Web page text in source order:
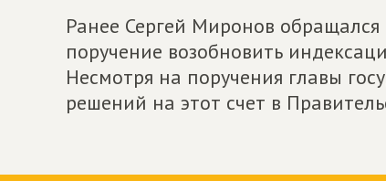
Ранее Сергей Миронов
поручение возобновить
Несмотря на поручения главы
решений на этот счет в